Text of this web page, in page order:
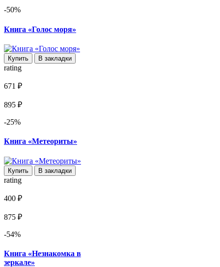
-50%
Книга «Голос моря»
Купить В закладки
rating
671 ₽
895 ₽
-25%
Книга «Метеориты»
Купить В закладки
rating
400 ₽
875 ₽
-54%
Книга «Незнакомка в
зеркале»